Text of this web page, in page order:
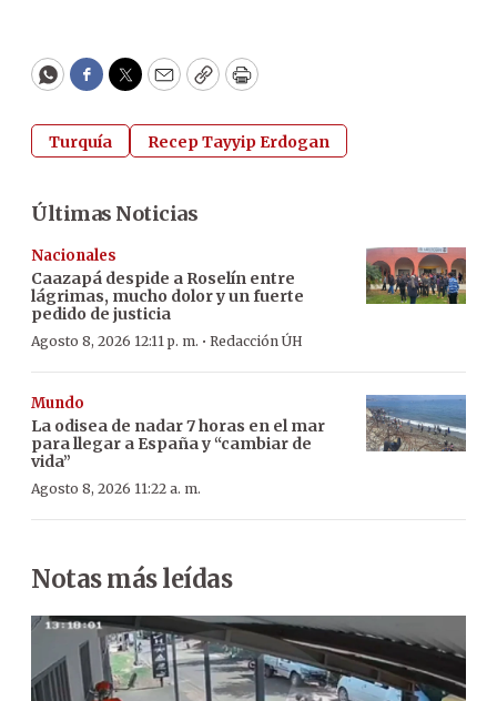
WhatsApp
Facebook
Twitter
EmailCopyPrint
Turquía Recep Tayyip Erdogan
Últimas Noticias
Nacionales
Caazapá despide a Roselín entre
lágrimas, mucho dolor y un fuerte
pedido de justicia
Agosto 8, 2026 12:11 p. m. · Redacción ÚH
Mundo
La odisea de nadar 7 horas en el mar
para llegar a España y “cambiar de
vida”
Agosto 8, 2026 11:22 a. m.
Notas más leídas